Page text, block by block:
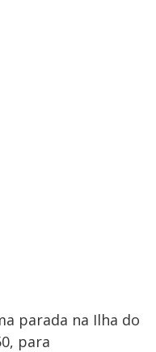
parada na Ilha do
para